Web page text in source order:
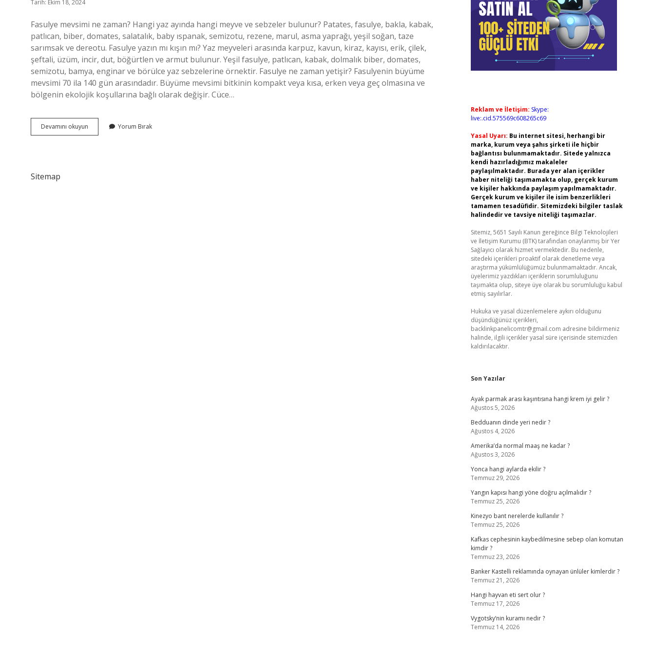
Tarih: Ekim 18, 2024
Fasulye mevsimi ne zaman? Hangi yaz ayında hangi meyve ve sebzeler bulunur? Patates, fasulye, bakla, kabak,
patlıcan, biber, domates, salatalık, baby ıspanak, semizotu, rezene, marul, asma yaprağı, yeşil soğan, taze
sarımsak ve dereotu. Fasulye yazın mı kışın mı? Yaz meyveleri arasında karpuz, kavun, kiraz, kayısı, erik, çilek,
şeftali, üzüm, incir, dut, böğürtlen ve armut bulunur. Yeşil fasulye, patlıcan, kabak, dolmalık biber, domates,
semizotu, bamya, enginar ve börülce yaz sebzelerine örnektir. Fasulye ne zaman yetişir? Fasulyenin büyüme
mevsimi 70 ila 140 gün arasındadır. Büyüme mevsimi bitkinin kompakt veya kısa, erken veya geç olmasına ve
bölgenin ekolojik koşullarına bağlı olarak değişir. Cüce…
Devamını okuyun
Hangi
Yorum Bırak
Sitemap
Reklam ve İletişim: Skype:
live:.cid.575569c608265c69
Yasal Uyarı: Bu internet sitesi, herhangi bir
marka, kurum veya şahıs şirketi ile hiçbir
bağlantısı bulunmamaktadır. Sitede yalnızca
kendi hazırladığımız makaleler
paylaşılmaktadır. Burada yer alan içerikler
haber niteliği taşımamakta olup, gerçek kurum
ve kişiler hakkında paylaşım yapılmamaktadır.
Gerçek kurum ve kişiler ile isim benzerlikleri
tamamen tesadüfidir. Sitemizdeki bilgiler taslak
halindedir ve tavsiye niteliği taşımazlar.
Sitemiz, 5651 Sayılı Kanun gereğince Bilgi Teknolojileri
ve İletişim Kurumu (BTK) tarafından onaylanmış bir Yer
Sağlayıcı olarak hizmet vermektedir. Bu nedenle,
sitedeki içerikleri proaktif olarak denetleme veya
araştırma yükümlülüğümüz bulunmamaktadır. Ancak,
üyelerimiz yazdıkları içeriklerin sorumluluğunu
taşımakta olup, siteye üye olarak bu sorumluluğu kabul
etmiş sayılırlar.
Hukuka ve yasal düzenlemelere aykırı olduğunu
düşündüğünüz içerikleri,
backlinkpanelicomtr@gmail.com adresine bildirmeniz
halinde, ilgili içerikler yasal süre içerisinde sitemizden
kaldırılacaktır.
Son Yazılar
Ayak parmak arası kaşıntısına hangi krem iyi gelir ?
Ağustos 5, 2026
Bedduanın dinde yeri nedir ?
Ağustos 4, 2026
Amerika’da normal maaş ne kadar ?
Ağustos 3, 2026
Yonca hangi aylarda ekilir ?
Temmuz 29, 2026
Yangın kapısı hangi yöne doğru açılmalıdır ?
Temmuz 25, 2026
Kinezyo bant nerelerde kullanılır ?
Temmuz 25, 2026
Kafkas cephesinin kaybedilmesine sebep olan komutan
kimdir ?
Temmuz 23, 2026
Banker Kastelli reklamında oynayan ünlüler kimlerdir ?
Temmuz 21, 2026
Hangi hayvan eti sert olur ?
Temmuz 17, 2026
Vygotsky’nin kuramı nedir ?
Temmuz 14, 2026